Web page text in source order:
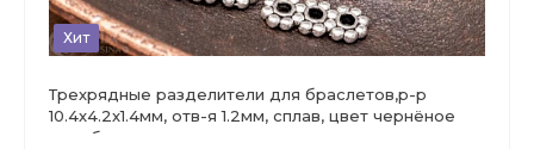
Хит
Трехрядные разделители для браслетов,р-р
10.4х4.2х1.4мм, отв-я 1.2мм, сплав, цвет чернёное
серебро.